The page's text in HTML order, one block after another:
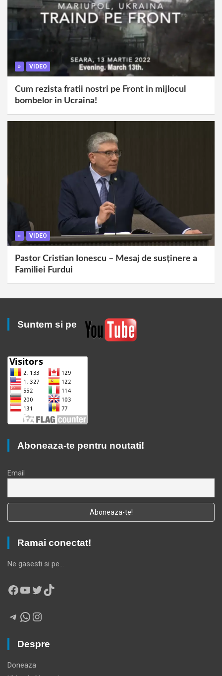
» VIDEO
Cum rezista fratii nostri pe Front in mijlocul
bombelor in Ucraina!
» VIDEO
Pastor Cristian Ionescu – Mesaj de susținere a
Familiei Furdui
Suntem si pe
Aboneaza-te pentru noutati!
Email
Ramai conectat!
Ne gasesti si pe…
Facebook
YouTube
Twitter
TikTok
Telegram
WhatsApp
Instagram
Despre
Doneaza